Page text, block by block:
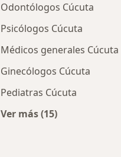
Odontólogos Cúcuta
Psicólogos Cúcuta
Médicos generales Cúcuta
Ginecólogos Cúcuta
Pediatras Cúcuta
Ver más (15)